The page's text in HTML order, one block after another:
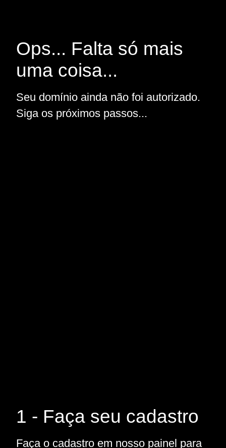
Ops... Falta só mais
uma coisa...
Seu domínio ainda não foi autorizado.
Siga os próximos passos...
1 - Faça seu cadastro
Faça o cadastro em nosso painel para